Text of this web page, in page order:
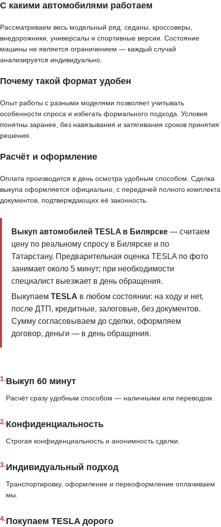
С какими автомобилями работаем
Рассматриваем весь модельный ряд: седаны, кроссоверы,
внедорожники, универсалы и спортивные версии. Состояние
машины не является ограничением — каждый случай
анализируется индивидуально.
Почему такой формат удобен
Опыт работы с разными моделями позволяет учитывать
особенности спроса и избегать формального подхода. Условия
понятны заранее, без навязывания и затягивания сроков принятия
решения.
Расчёт и оформление
Оплата производится в день осмотра удобным способом. Сделка
выкупа оформляется официально, с передачей полного комплекта
документов, подтверждающих её законность.
Выкуп автомобилей TESLA в Билярске— считаем
цену по реальному спросу в Билярске и по
Татарстану. Предварительная оценка TESLA по фото
занимает около 5 минут; при необходимости
специалист выезжает в день обращения.
Выкупаем TESLA в любом состоянии: на ходу и нет,
после ДТП, кредитные, залоговые, без документов.
Сумму согласовываем до сделки, оформляем
договор, деньги — в день обращения.
1.Выкуп 60 минут
Расчёт сразу удобным способом — наличными или переводом.
2.Конфиденциальность
Строгая конфиденциальность и анонимность сделки.
3.Индивидуальный подход
Транспортировку, оформление и переоформление оплачиваем
мы.
4.Покупаем TESLA дорого